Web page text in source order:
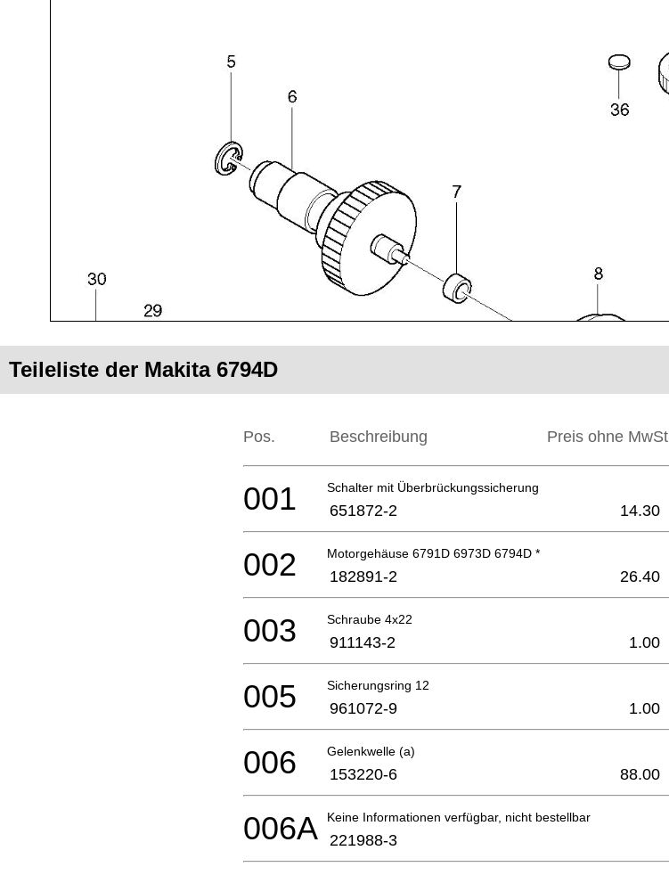
Teileliste der Makita 6794D
Pos. Beschreibung Preis ohne MwSt
Schalter mit Überbrückungssicherung
001 651872-2 14.30
Motorgehäuse 6791D 6973D 6794D *
002 182891-2 26.40
Schraube 4x22
003 911143-2 1.00
Sicherungsring 12
005 961072-9 1.00
Gelenkwelle (a)
006 153220-6 88.00
Keine Informationen verfügbar, nicht bestellbar
006A 221988-3